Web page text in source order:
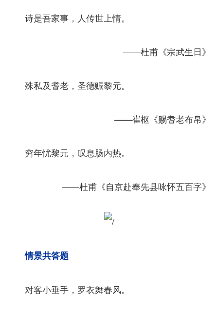
诗是吾家事，人传世上情。
——杜甫《宗武生日》
殊私及耆老，圣德赈黎元。
——崔枢《赐耆老布帛》
穷年忧黎元，叹息肠内热。
——杜甫《自京赴奉先县咏怀五百字》
情景共答题
对客小垂手，罗衣舞春风。